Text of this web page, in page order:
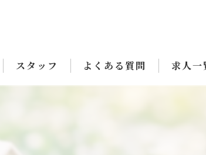
スタッフ よくある質問 求人一